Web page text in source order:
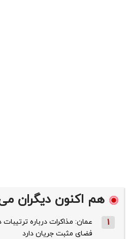
هم اکنون دیگران
1
عمان: مذاکرات درباره
فضای مثبت جریان دارد